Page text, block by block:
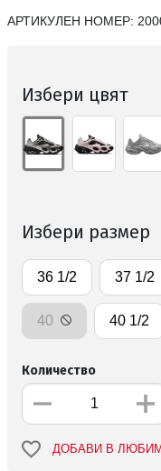
АРТИКУЛЕН НОМЕР:
Избери цвят
Избери размер
36 1/2 37 1/2
40 40 1/2
Количество
ДОБАВИ В